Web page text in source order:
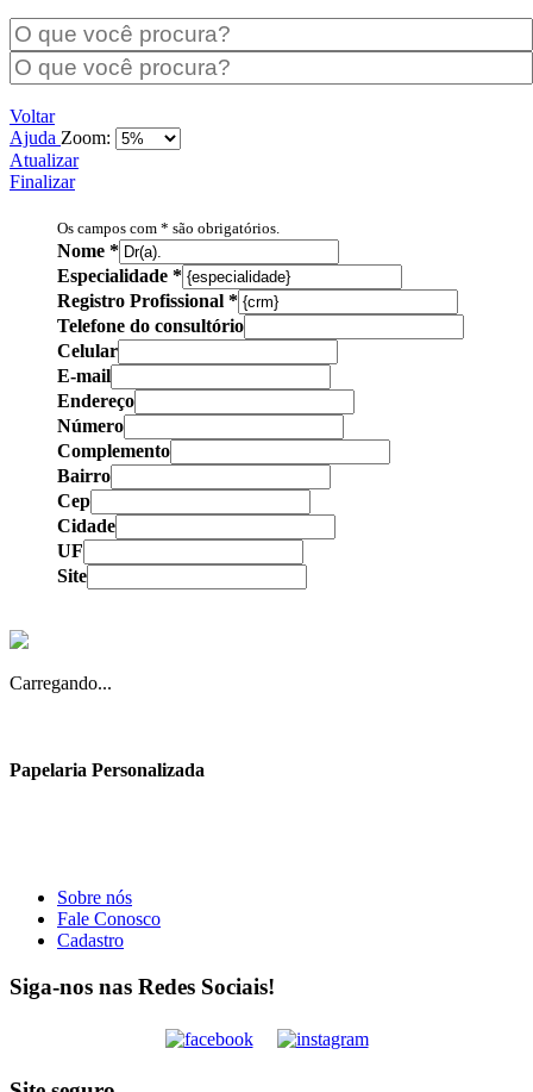
Voltar
Ajuda Zoom:
Atualizar
Finalizar
Os campos com * são obrigatórios.
Nome *
Especialidade *
Registro Profissional *
Telefone do consultório
Celular
E-mail
Endereço
Número
Complemento
Bairro
Cep
Cidade
UF
Site
Carregando...
Papelaria Personalizada
Sobre nós
Fale Conosco
Cadastro
Siga-nos nas Redes Sociais!